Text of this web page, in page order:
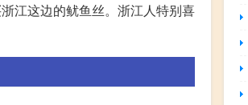
江这边的鱿鱼丝。浙江人特别喜